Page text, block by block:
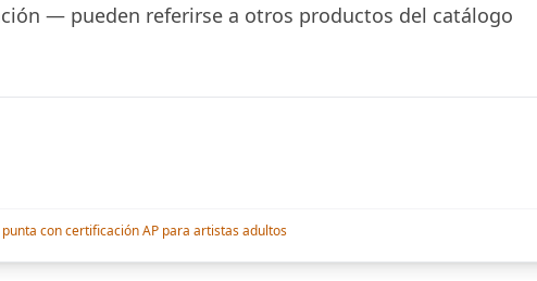
— pueden referirse a otros productos del catálogo
con certificación AP para artistas adultos